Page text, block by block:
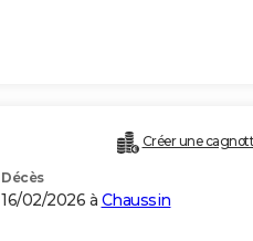
Créer une
Décès
16/02/2026 à Chaussin